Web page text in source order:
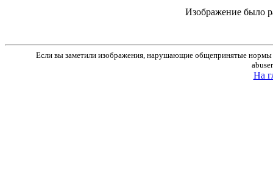
Изображение было
Если вы заметили изображения, нарушающие общепринятые нормы
На